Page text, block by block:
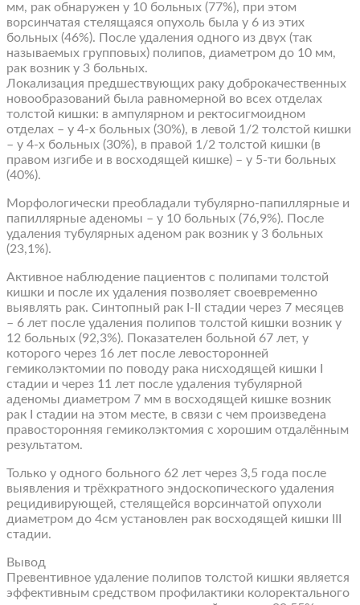
мм, рак обнаружен у 10 больных (77%), при этом
ворсинчатая стелящаяся опухоль была у 6 из этих
больных (46%). После удаления одного из двух (так
называемых групповых) полипов, диаметром до 10 мм,
рак возник у 3 больных.
Локализация предшествующих раку доброкачественных
новообразований была равномерной во всех отделах
толстой кишки: в ампулярном и ректосигмоидном
отделах – у 4-х больных (30%), в левой 1/2 толстой кишки
– у 4-х больных (30%), в правой 1/2 толстой кишки (в
правом изгибе и в восходящей кишке) – у 5-ти больных
(40%).
Морфологически преобладали тубулярно-папиллярные и
папиллярные аденомы – у 10 больных (76,9%). После
удаления тубулярных аденом рак возник у 3 больных
(23,1%).
Активное наблюдение пациентов с полипами толстой
кишки и после их удаления позволяет своевременно
выявлять рак. Синтопный рак I-II стадии через 7 месяцев
– 6 лет после удаления полипов толстой кишки возник у
12 больных (92,3%). Показателен больной 67 лет, у
которого через 16 лет после левосторонней
гемиколэктомии по поводу рака нисходящей кишки I
стадии и через 11 лет после удаления тубулярной
аденомы диаметром 7 мм в восходящей кишке возник
рак I стадии на этом месте, в связи с чем произведена
правосторонняя гемиколэктомия с хорошим отдалённым
результатом.
Только у одного больного 62 лет через 3,5 года после
выявления и трёхкратного эндоскопического удаления
рецидивирующей, стелящейся ворсинчатой опухоли
диаметром до 4см установлен рак восходящей кишки III
стадии.
Вывод
Превентивное удаление полипов толстой кишки является
эффективным средством профилактики колоректального